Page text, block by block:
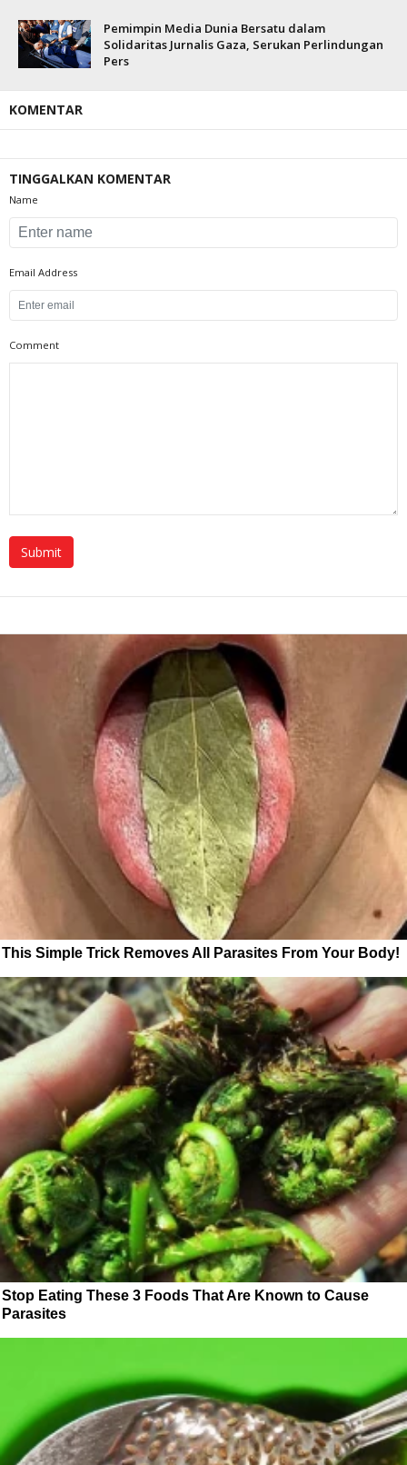
Pemimpin Media Dunia Bersatu dalam
Solidaritas Jurnalis Gaza, Serukan Perlindungan
Pers
KOMENTAR
TINGGALKAN KOMENTAR
Name
Email Address
Comment
This Simple Trick Removes All Parasites From Your Body!
Stop Eating These 3 Foods That Are Known to Cause
Parasites